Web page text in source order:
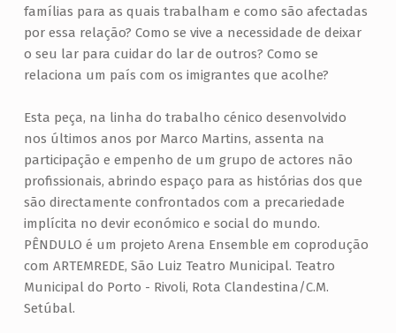
famílias para as quais trabalham e como são afectadas
por essa relação? Como se vive a necessidade de deixar
o seu lar para cuidar do lar de outros? Como se
relaciona um país com os imigrantes que acolhe?
Esta peça, na linha do trabalho cénico desenvolvido
nos últimos anos por Marco Martins, assenta na
participação e empenho de um grupo de actores não
profissionais, abrindo espaço para as histórias dos que
são directamente confrontados com a precariedade
implícita no devir económico e social do mundo.
PÊNDULO é um projeto Arena Ensemble em coprodução
com ARTEMREDE, São Luiz Teatro Municipal. Teatro
Municipal do Porto - Rivoli, Rota Clandestina/C.M.
Setúbal.